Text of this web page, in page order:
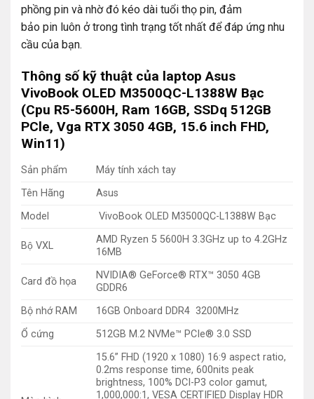
phồng pin và nhờ đó kéo dài tuổi thọ pin, đảm
bảo pin luôn ở trong tình trạng tốt nhất để đáp ứng nhu
cầu của bạn.
Thông số kỹ thuật của laptop Asus
VivoBook OLED M3500QC-L1388W Bạc
(Cpu R5-5600H, Ram 16GB, SSDq 512GB
PCle, Vga RTX 3050 4GB, 15.6 inch FHD,
Win11)
Sản phẩm
Máy tính xách tay
Tên Hãng
Asus
Model
VivoBook OLED M3500QC-L1388W Bạc
Bộ VXL
AMD Ryzen 5 5600H 3.3GHz up to 4.2GHz
16MB
Card đồ họa
NVIDIA® GeForce® RTX™ 3050 4GB
GDDR6
Bộ nhớ RAM
16GB Onboard DDR4 3200MHz
Ổ cứng
512GB M.2 NVMe™ PCIe® 3.0 SSD
15.6” FHD (1920 x 1080) 16:9 aspect ratio,
0.2ms response time, 600nits peak
brightness, 100% DCI-P3 color gamut,
1,000,000:1, VESA CERTIFIED Display HDR